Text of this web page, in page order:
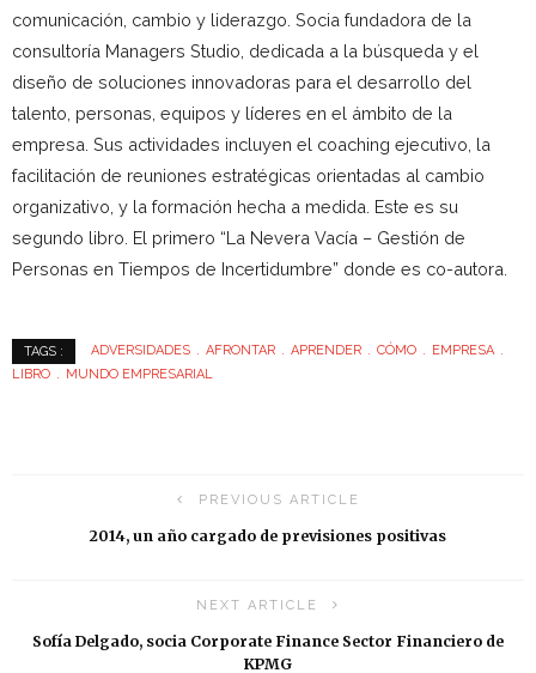
comunicación, cambio y liderazgo. Socia fundadora de la
consultoría Managers Studio, dedicada a la búsqueda y el
diseño de soluciones innovadoras para el desarrollo del
talento, personas, equipos y líderes en el ámbito de la
empresa. Sus actividades incluyen el coaching ejecutivo, la
facilitación de reuniones estratégicas orientadas al cambio
organizativo, y la formación hecha a medida. Este es su
segundo libro. El primero “La Nevera Vacía – Gestión de
Personas en Tiempos de Incertidumbre” donde es co-autora.
TAGS : ADVERSIDADES AFRONTAR APRENDER CÓMO
EMPRESA
LIBRO
MUNDO EMPRESARIAL
PREVIOUS ARTICLE
2014, un año cargado de previsiones positivas
NEXT ARTICLE
Sofía Delgado, socia Corporate Finance Sector Financiero de
KPMG